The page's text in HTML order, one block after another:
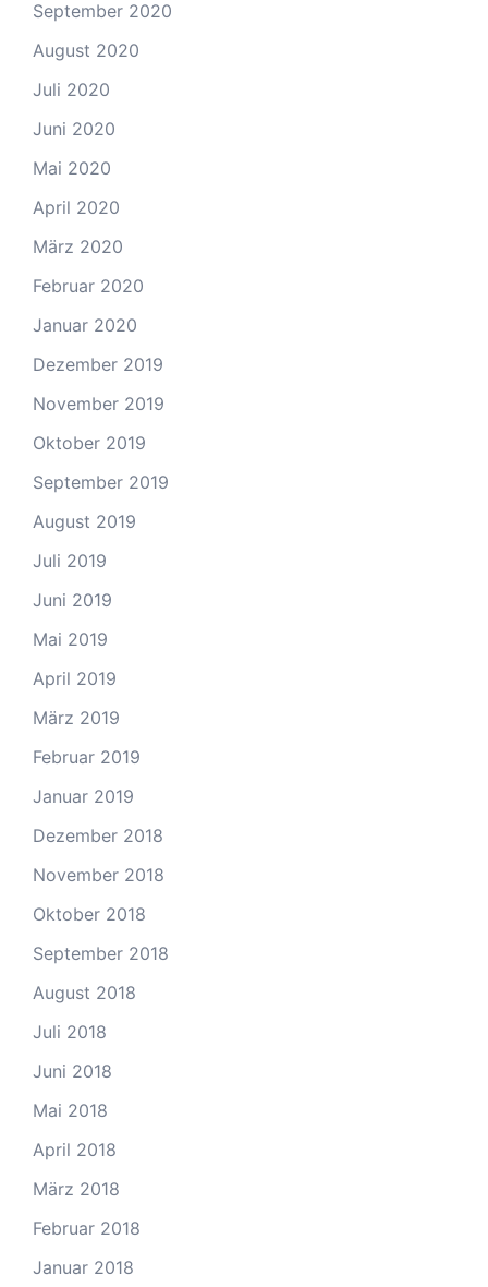
September 2020
August 2020
Juli 2020
Juni 2020
Mai 2020
April 2020
März 2020
Februar 2020
Januar 2020
Dezember 2019
November 2019
Oktober 2019
September 2019
August 2019
Juli 2019
Juni 2019
Mai 2019
April 2019
März 2019
Februar 2019
Januar 2019
Dezember 2018
November 2018
Oktober 2018
September 2018
August 2018
Juli 2018
Juni 2018
Mai 2018
April 2018
März 2018
Februar 2018
Januar 2018